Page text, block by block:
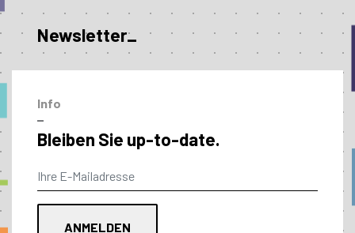
Newsletter_
Info
–
Bleiben Sie up-to-date.